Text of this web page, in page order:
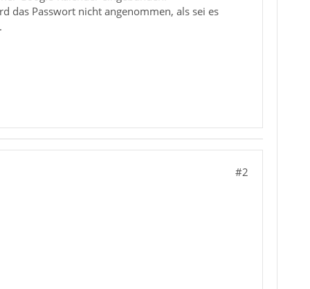
das Passwort nicht angenommen, als sei es
#2